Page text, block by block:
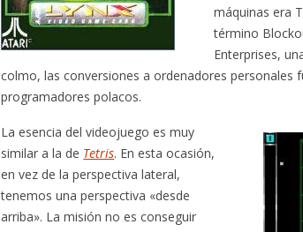
máquinas era
término
Enterprises,
colmo, las conversiones a ordenadores personales
programadores polacos.
La esencia del videojuego es muy
similar a la de Tetris. En esta ocasión,
en vez de la perspectiva lateral,
tenemos una perspectiva «desde
arriba». La misión no es conseguir